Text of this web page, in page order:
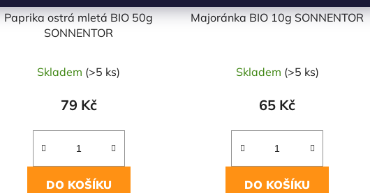
Paprika ostrá mletá BIO 50g
SONNENTOR
Skladem (>5 ks)
79 Kč
DO KOŠÍKU
Majoránka BIO 10g SONNENTOR
Skladem (>5 ks)
65 Kč
DO KOŠÍKU